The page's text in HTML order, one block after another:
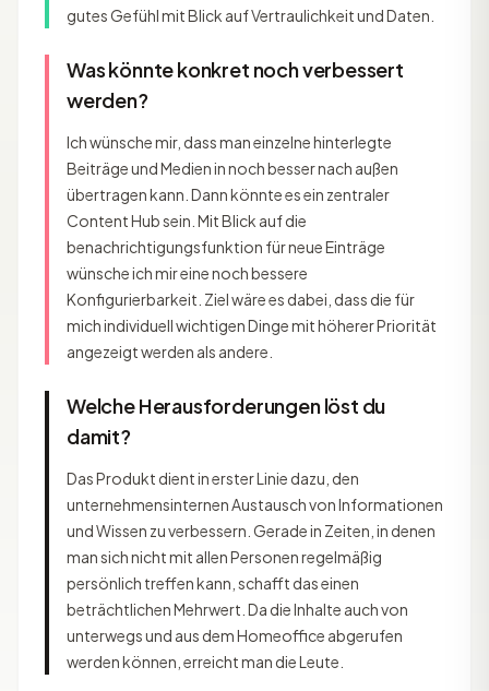
gutes Gefühl mit Blick auf Vertraulichkeit und Daten.
Was könnte konkret noch verbessert
werden?
Ich wünsche mir, dass man einzelne hinterlegte
Beiträge und Medien in noch besser nach außen
übertragen kann. Dann könnte es ein zentraler
Content Hub sein. Mit Blick auf die
benachrichtigungsfunktion für neue Einträge
wünsche ich mir eine noch bessere
Konfigurierbarkeit. Ziel wäre es dabei, dass die für
mich individuell wichtigen Dinge mit höherer Priorität
angezeigt werden als andere.
Welche Herausforderungen löst du
damit?
Das Produkt dient in erster Linie dazu, den
unternehmensinternen Austausch von Informationen
und Wissen zu verbessern. Gerade in Zeiten, in denen
man sich nicht mit allen Personen regelmäßig
persönlich treffen kann, schafft das einen
beträchtlichen Mehrwert. Da die Inhalte auch von
unterwegs und aus dem Homeoffice abgerufen
werden können, erreicht man die Leute.